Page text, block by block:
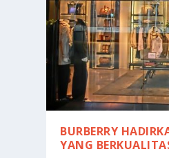
BURBERRY
YANG